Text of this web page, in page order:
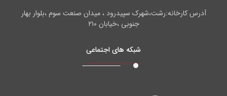
آدرس کارخانه:رشت،شهرک سپیدرود ، میدان صنعت سوم ،بلوار بهار
جنوبی ،خیابان ۲۱۰
شبکه های اجتماعی